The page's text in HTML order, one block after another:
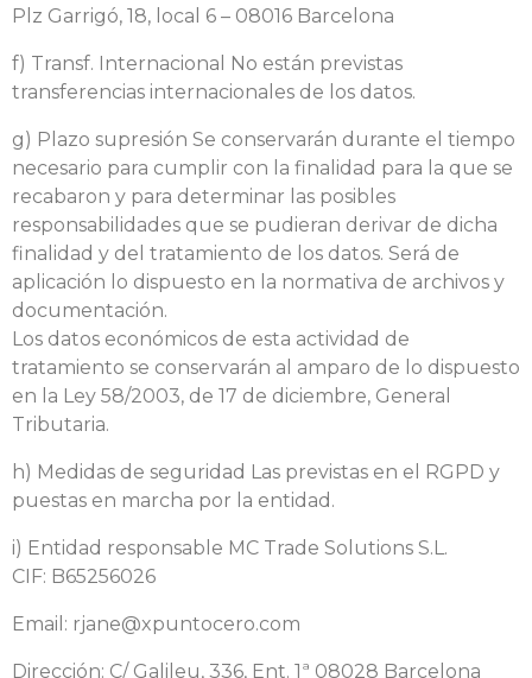
Plz Garrigó, 18, local 6 – 08016 Barcelona
f) Transf. Internacional No están previstas
transferencias internacionales de los datos.
g) Plazo supresión Se conservarán durante el tiempo
necesario para cumplir con la finalidad para la que se
recabaron y para determinar las posibles
responsabilidades que se pudieran derivar de dicha
finalidad y del tratamiento de los datos. Será de
aplicación lo dispuesto en la normativa de archivos y
documentación.
Los datos económicos de esta actividad de
tratamiento se conservarán al amparo de lo dispuesto
en la Ley 58/2003, de 17 de diciembre, General
Tributaria.
h) Medidas de seguridad Las previstas en el RGPD y
puestas en marcha por la entidad.
i) Entidad responsable MC Trade Solutions S.L.
CIF: B65256026
Email: rjane@xpuntocero.com
Dirección: C/ Galileu, 336, Ent. 1ª 08028 Barcelona